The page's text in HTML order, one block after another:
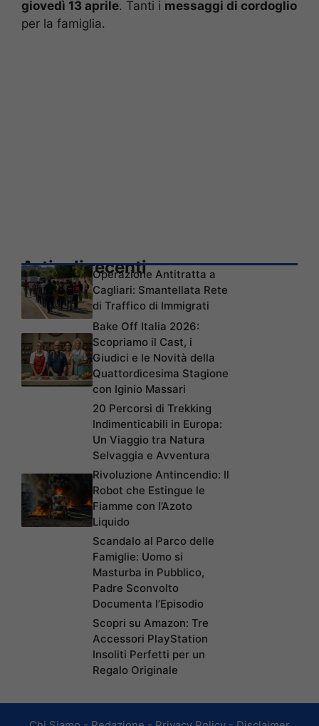
giovedì 13 aprile. Tanti i messaggi di cordoglio
per la famiglia.
Articoli recentiOperazione Antitratta a
Cagliari: Smantellata Rete
di Traffico di Immigrati
Bake Off Italia 2026:
Scopriamo il Cast, i
Giudici e le Novità della
Quattordicesima Stagione
con Iginio Massari
20 Percorsi di Trekking
Indimenticabili in Europa:
Un Viaggio tra Natura
Selvaggia e Avventura
Rivoluzione Antincendio: Il
Robot che Estingue le
Fiamme con l’Azoto
Liquido
Scandalo al Parco delle
Famiglie: Uomo si
Masturba in Pubblico,
Padre Sconvolto
Documenta l’Episodio
Scopri su Amazon: Tre
Accessori PlayStation
Insoliti Perfetti per un
Regalo Originale